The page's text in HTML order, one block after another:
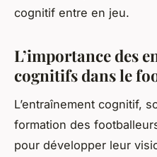
cognitif entre en jeu.
L’importance des
cognitifs dans le
L’entraînement cognitif,
formation des
pour développer leur